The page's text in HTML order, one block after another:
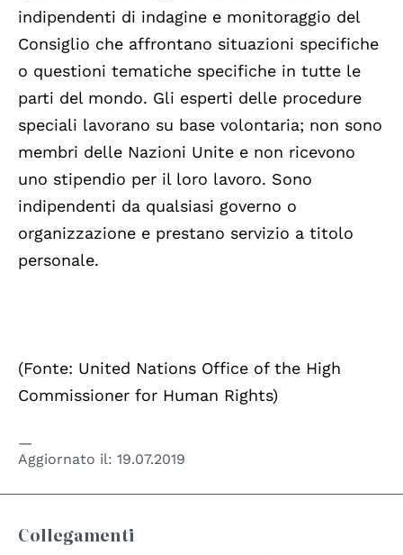
indipendenti di indagine e monitoraggio del
Consiglio che affrontano situazioni specifiche
o questioni tematiche specifiche in tutte le
parti del mondo. Gli esperti delle procedure
speciali lavorano su base volontaria; non sono
membri delle Nazioni Unite e non ricevono
uno stipendio per il loro lavoro. Sono
indipendenti da qualsiasi governo o
organizzazione e prestano servizio a titolo
personale.
(Fonte: United Nations Office of the High
Commissioner for Human Rights)
Aggiornato il: 19.07.2019
Collegamenti